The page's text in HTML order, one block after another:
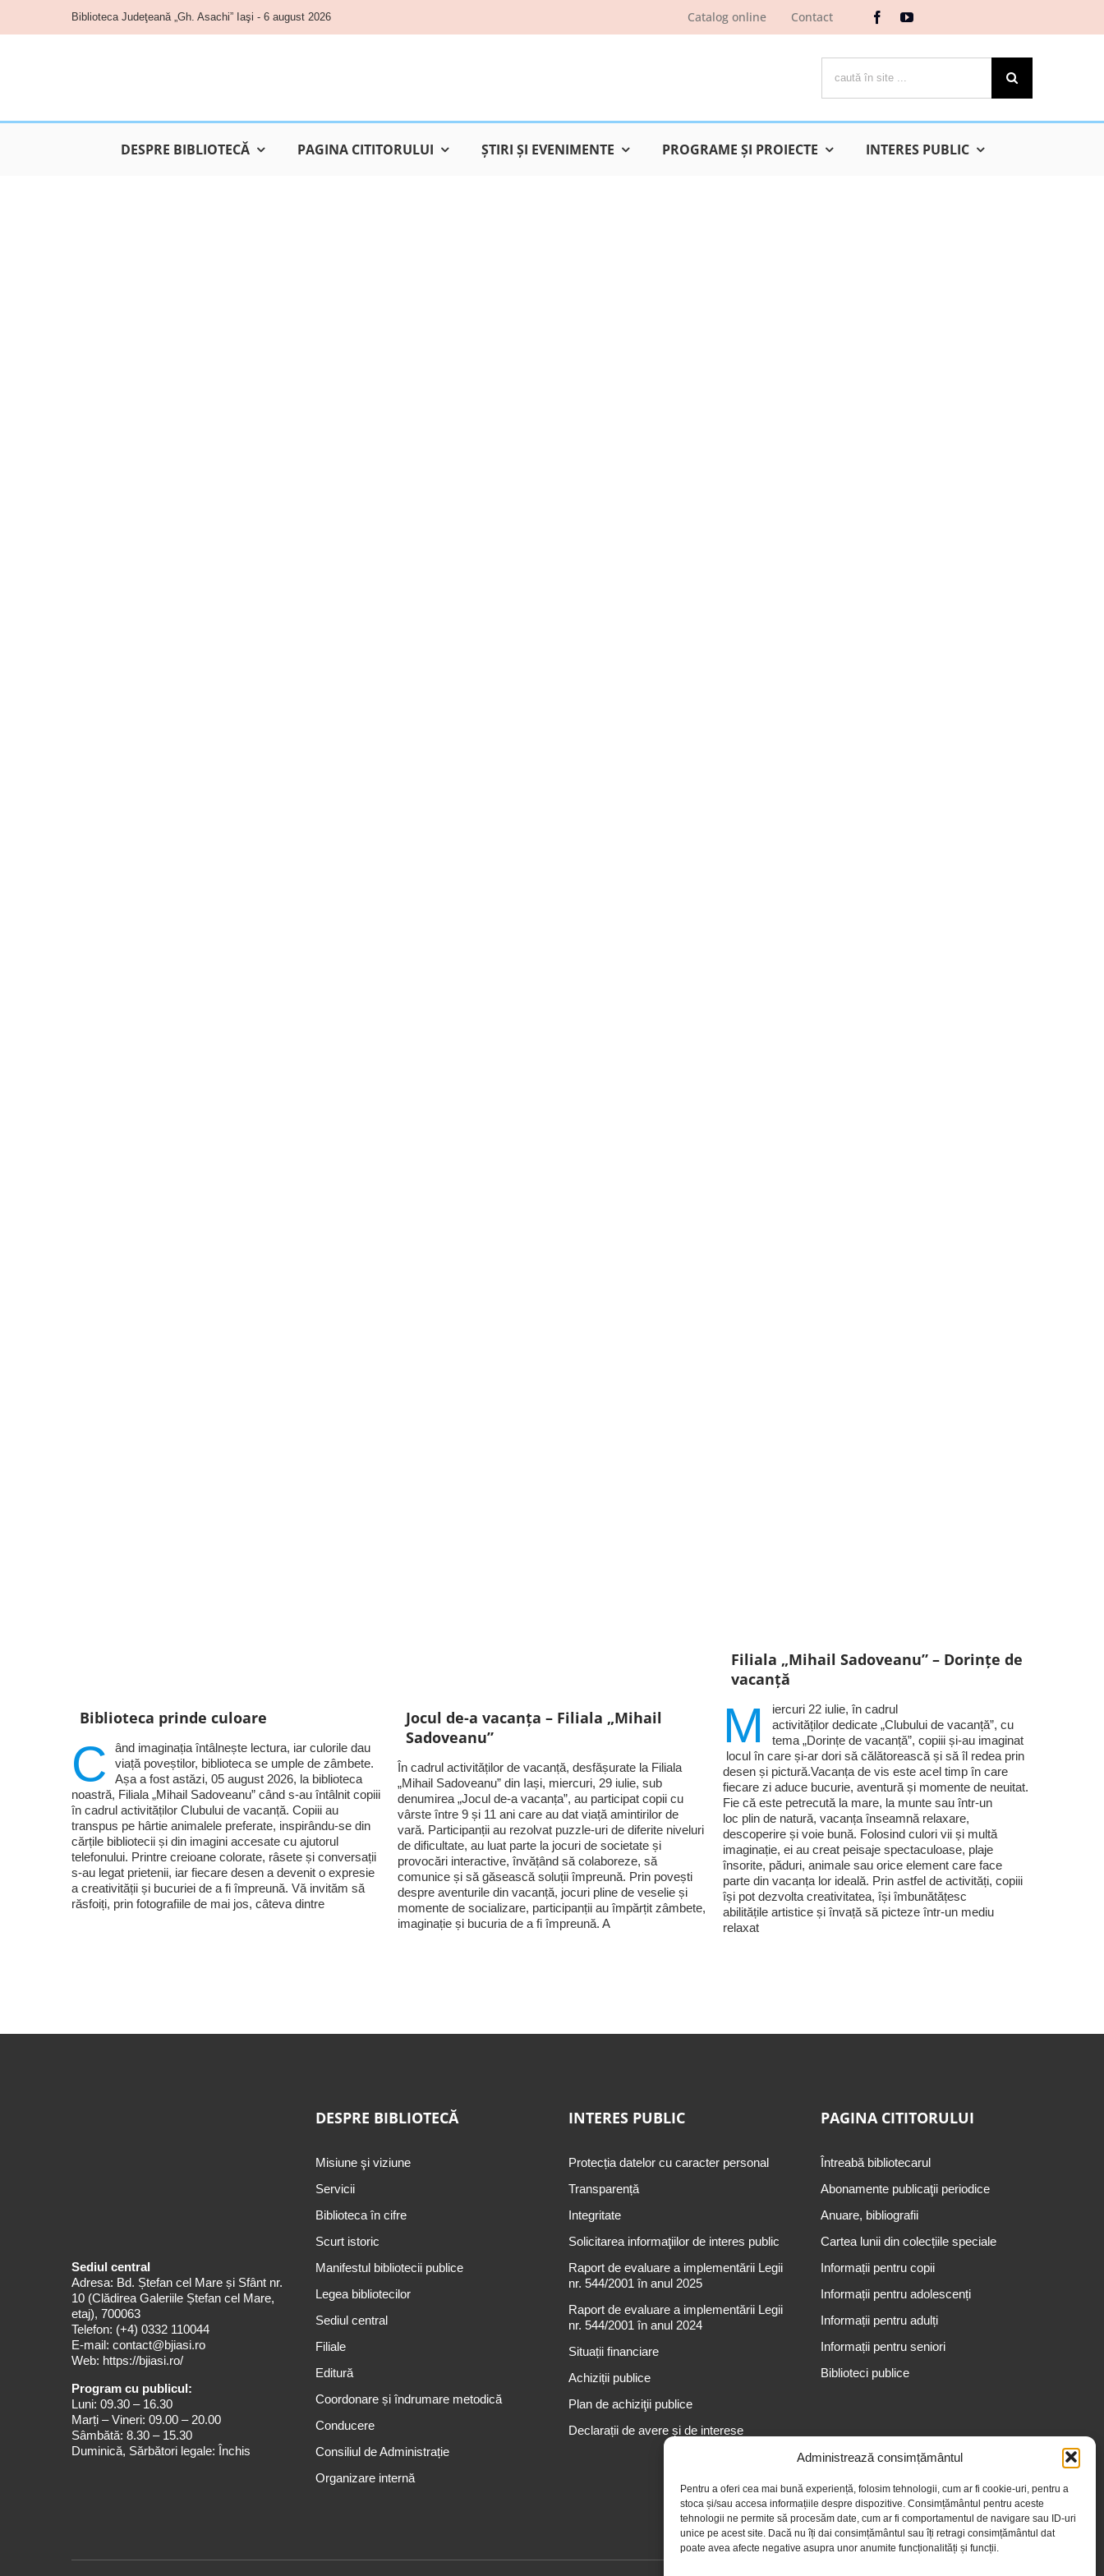
Administrează consimțământul
Pentru a oferi cea mai bună experiență, folosim tehnologii, cum ar fi cookie-uri, pentru a
stoca și/sau accesa informațiile despre dispozitive. Consimțământul pentru aceste
tehnologii ne permite să procesăm date, cum ar fi comportamentul de navigare sau ID-uri
unice pe acest site. Dacă nu îți dai consimțământul sau îți retragi consimțământul dat
poate avea afecte negative asupra unor anumite funcționalități și funcții.
content
Biblioteca Judeţeană „Gh. Asachi” Iaşi - 6 august 2026 Catalog online Contact
DESPRE BIBLIOTECĂ PAGINA CITITORULUI ŞTIRI ŞI EVENIMENTE PROGRAME ŞI PROIECTE INTERES PUBLIC
Biblioteca prinde culoare
C
ând imaginația întâlnește lectura, iar culorile dau
viață poveștilor, biblioteca se umple de zâmbete.
Așa a fost astăzi, 05 august 2026, la biblioteca
noastră, Filiala „Mihail Sadoveanu” când s-au întâlnit copiii
în cadrul activităților Clubului de vacanță. Copiii au
transpus pe hârtie animalele preferate, inspirându-se din
cărțile bibliotecii și din imagini accesate cu ajutorul
telefonului. Printre creioane colorate, râsete și conversații
s-au legat prietenii, iar fiecare desen a devenit o expresie
a creativității și bucuriei de a fi împreună. Vă invităm să
răsfoiți, prin fotografiile de mai jos, câteva dintre
Jocul de-a vacanța – Filiala „Mihail
Sadoveanu”
În cadrul activităților de vacanță, desfășurate la Filiala
„Mihail Sadoveanu” din Iași, miercuri, 29 iulie, sub
denumirea „Jocul de-a vacanța”, au participat copii cu
vârste între 9 și 11 ani care au dat viață amintirilor de
vară. Participanții au rezolvat puzzle-uri de diferite niveluri
de dificultate, au luat parte la jocuri de societate și
provocări interactive, învățând să colaboreze, să
comunice și să găsească soluții împreună. Prin povești
despre aventurile din vacanță, jocuri pline de veselie și
momente de socializare, participanții au împărțit zâmbete,
imaginație și bucuria de a fi împreună. A
Filiala „Mihail Sadoveanu” – Dorințe de
vacanță
M
iercuri 22 iulie, în cadrul
activităților dedicate „Clubului de vacanță”, cu
tema „Dorințe de vacanță”, copiii și-au imaginat
locul în care și-ar dori să călătorească și să îl redea prin
desen și pictură.Vacanța de vis este acel timp în care
fiecare zi aduce bucurie, aventură și momente de neuitat.
Fie că este petrecută la mare, la munte sau într-un
loc plin de natură, vacanța înseamnă relaxare,
descoperire și voie bună. Folosind culori vii și multă
imaginație, ei au creat peisaje spectaculoase, plaje
însorite, păduri, animale sau orice element care face
parte din vacanța lor ideală. Prin astfel de activități, copiii
își pot dezvolta creativitatea, își îmbunătățesc
abilitățile artistice și învață să picteze într-un mediu
relaxat
Sediul central
Adresa: Bd. Ștefan cel Mare și Sfânt nr.
10 (Clădirea Galeriile Ștefan cel Mare,
etaj), 700063
Telefon: (+4) 0332 110044
E-mail: contact@bjiasi.ro
Web: https://bjiasi.ro/
Program cu publicul:
Luni: 09.30 – 16.30
Marți – Vineri: 09.00 – 20.00
Sâmbătă: 8.30 – 15.30
Duminică, Sărbători legale: Închis
DESPRE BIBLIOTECĂ
Misiune şi viziune
Servicii
Biblioteca în cifre
Scurt istoric
Manifestul bibliotecii publice
Legea bibliotecilor
Sediul central
Filiale
Editură
Coordonare și îndrumare metodică
Conducere
Consiliul de Administrație
Organizare internă
INTERES PUBLIC
Protecția datelor cu caracter personal
Transparență
Integritate
Solicitarea informaţiilor de interes public
Raport de evaluare a implementării Legii
nr. 544/2001 în anul 2025
Raport de evaluare a implementării Legii
nr. 544/2001 în anul 2024
Situații financiare
Achiziții publice
Plan de achiziţii publice
Declarații de avere și de interese
PAGINA CITITORULUI
Întreabă bibliotecarul
Abonamente publicaţii periodice
Anuare, bibliografii
Cartea lunii din colecțiile speciale
Informații pentru copii
Informații pentru adolescenți
Informații pentru adulți
Informații pentru seniori
Biblioteci publice